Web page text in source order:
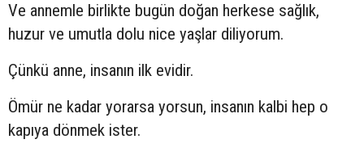
Ve annemle birlikte bugün doğan herkese sağlık,
huzur ve umutla dolu nice yaşlar diliyorum.
Çünkü anne, insanın ilk evidir.
Ömür ne kadar yorarsa yorsun, insanın kalbi hep o
kapıya dönmek ister.